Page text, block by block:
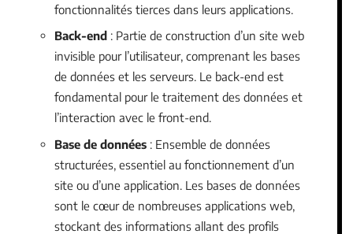
fonctionnalités tierces dans leurs applications.
Back-end : Partie de construction d’un site web
invisible pour l’utilisateur, comprenant les bases
de données et les serveurs. Le back-end est
fondamental pour le traitement des données et
l’interaction avec le front-end.
Base de données : Ensemble de données
structurées, essentiel au fonctionnement d’un
site ou d’une application. Les bases de données
sont le cœur de nombreuses applications web,
stockant des informations allant des profils